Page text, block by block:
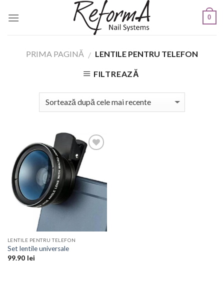
0
PRIMA PAGINĂ / LENTILE PENTRU TELEFON
FILTREAZĂ
Add to
Wishlist
LENTILE PENTRU TELEFON
Set lentile universale
99.90 lei